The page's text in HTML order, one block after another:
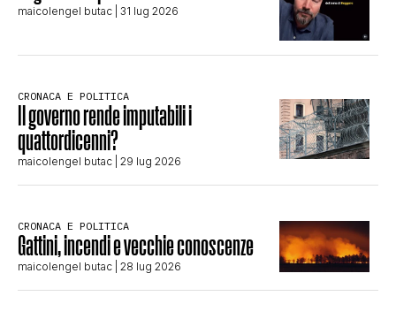
maicolengel butac | 31 lug 2026
CRONACA E POLITICA
Il governo rende imputabili i
quattordicenni?
maicolengel butac | 29 lug 2026
CRONACA E POLITICA
Gattini, incendi e vecchie conoscenze
maicolengel butac | 28 lug 2026